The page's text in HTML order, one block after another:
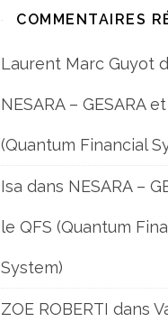
COMMENTAIRES
Laurent Marc Guyot
NESARA – GESARA
(Quantum Financial
Isa dans NESARA –
le QFS (Quantum
System)
ZOE ROBERTI dans